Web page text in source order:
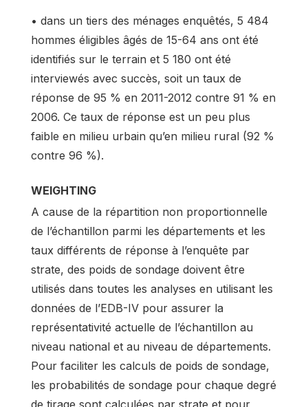
• dans un tiers des ménages enquêtés, 5 484
hommes éligibles âgés de 15-64 ans ont été
identifiés sur le terrain et 5 180 ont été
interviewés avec succès, soit un taux de
réponse de 95 % en 2011-2012 contre 91 % en
2006. Ce taux de réponse est un peu plus
faible en milieu urbain qu’en milieu rural (92 %
contre 96 %).
WEIGHTING
A cause de la répartition non proportionnelle
de l’échantillon parmi les départements et les
taux différents de réponse à l’enquête par
strate, des poids de sondage doivent être
utilisés dans toutes les analyses en utilisant les
données de l’EDB-IV pour assurer la
représentativité actuelle de l’échantillon au
niveau national et au niveau de départements.
Pour faciliter les calculs de poids de sondage,
les probabilités de sondage pour chaque degré
de tirage sont calculées par strate et pour